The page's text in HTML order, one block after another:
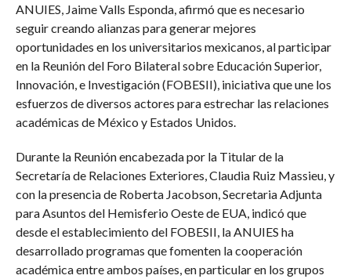
ANUIES, Jaime Valls Esponda, afirmó que es necesario
seguir creando alianzas para generar mejores
oportunidades en los universitarios mexicanos, al participar
en la Reunión del Foro Bilateral sobre Educación Superior,
Innovación, e Investigación (FOBESII), iniciativa que une los
esfuerzos de diversos actores para estrechar las relaciones
académicas de México y Estados Unidos.
Durante la Reunión encabezada por la Titular de la
Secretaría de Relaciones Exteriores, Claudia Ruiz Massieu, y
con la presencia de Roberta Jacobson, Secretaria Adjunta
para Asuntos del Hemisferio Oeste de EUA, indicó que
desde el establecimiento del FOBESII, la ANUIES ha
desarrollado programas que fomenten la cooperación
académica entre ambos países, en particular en los grupos